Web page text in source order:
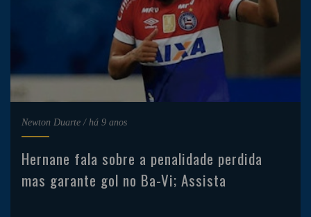
Newton Duarte / há 9 anos
Hernane fala sobre a penalidade perdida
mas garante gol no Ba-Vi; Assista